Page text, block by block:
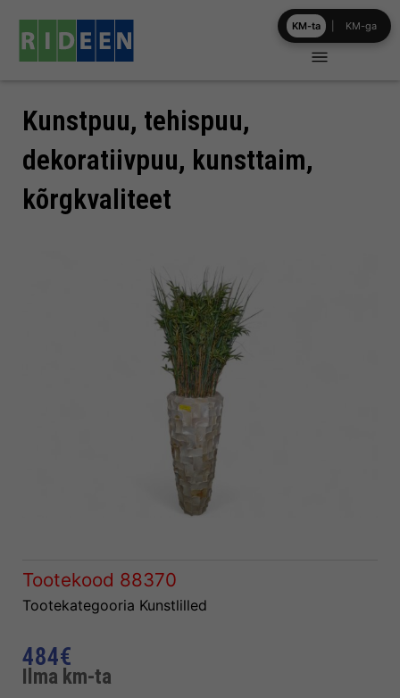
content
Kunstpuu, tehispuu,
dekoratiivpuu, kunsttaim,
kõrgkvaliteet
Tootekood 88370
Tootekategooria Kunstlilled
484€
Ilma km-ta
KM-ta KM-ga